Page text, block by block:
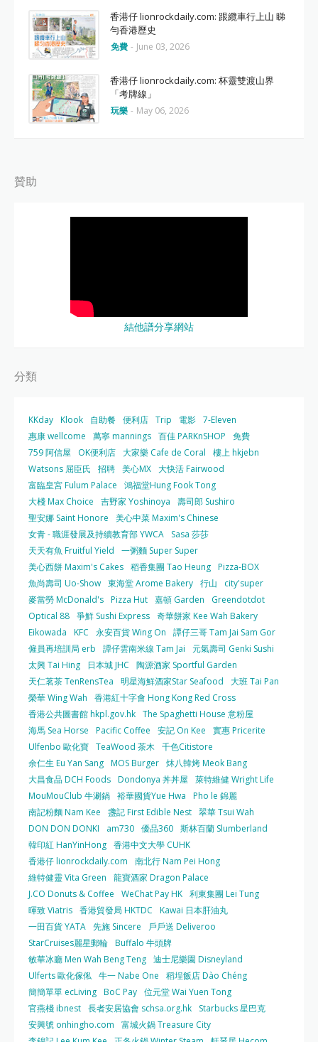
香港仔 lionrockdaily.com: 跟纜車行上山 睇
勻香港歷史
免費 - June 03, 2026
香港仔 lionrockdaily.com: 杯靈雙渡山界
「考牌線」
玩樂 - May 06, 2026
贊助
結他譜分享網站
分類
KKday Klook 自助餐 便利店 Trip 電影 7-Eleven
惠康 wellcome
萬寧 mannings 百佳 PARKnSHOP
免費
759 阿信屋
OK便利店 大家樂 Cafe de Coral
樓上 hkjebn
Watsons 屈臣氏
招聘 美心MX 大快活 Fairwood
富臨皇宮 Fulum Palace
鴻福堂Hung Fook Tong
大棧 Max Choice
吉野家 Yoshinoya
壽司郎 Sushiro
聖安娜 Saint Honore
美心中菜 Maxim's Chinese
女青 - 職涯發展及持續教育部 YWCA
Sasa 莎莎
天天有魚 Fruitful Yield
一粥麵 Super Super
美心西餅 Maxim's Cakes 稻香集團 Tao Heung Pizza-BOX
魚尚壽司 Uo-Show 東海堂 Arome Bakery 行山
city'super
麥當勞 McDonald's Pizza Hut 嘉頓 Garden
Greendotdot
Optical 88 爭鮮 Sushi Express 奇華餅家 Kee Wah Bakery
Eikowada
KFC 永安百貨 Wing On
譚仔三哥 Tam Jai Sam Gor
僱員再培訓局 erb
譚仔雲南米線 Tam Jai
元氣壽司 Genki Sushi
太興 Tai Hing
日本城 JHC
陶源酒家 Sportful Garden
天仁茗茶 TenRensTea
明星海鮮酒家Star Seafood
大班 Tai Pan
榮華 Wing Wah
香港紅十字會 Hong Kong Red Cross
香港公共圖書館 hkpl.gov.hk The Spaghetti House 意粉屋
海馬 Sea Horse
Pacific Coffee 安記 On Kee
實惠 Pricerite
Ulfenbo 歐化寶 TeaWood 茶木 千色Citistore
余仁生 Eu Yan Sang MOS Burger 炑八韓烤 Meok Bang
大昌食品 DCH Foods Dondonya 丼丼屋
萊特維健 Wright Life
MouMouClub 牛涮鍋 裕華國貨Yue Hwa
Pho le 錦麗
南記粉麵 Nam Kee
盞記 First Edible Nest 翠華 Tsui Wah
DON DON DONKI
am730 優品360 斯林百蘭 Slumberland
韓印紅 HanYinHong 香港中文大學 CUHK
香港仔 lionrockdaily.com
南北行 Nam Pei Hong
維特健靈 Vita Green
龍寶酒家 Dragon Palace
J.CO Donuts & Coffee
WeChat Pay HK 利東集團 Lei Tung
暉致 Viatris 香港貿發局 HKTDC
Kawai 日本肝油丸
一田百貨 YATA 先施 Sincere
戶戶送 Deliveroo
StarCruises麗星郵輪 Buffalo 牛頭牌
敏華冰廳 Men Wah Beng Teng 迪士尼樂園 Disneyland
Ulferts 歐化傢俬 牛一 Nabe One
稻埕飯店 Dào Chéng
簡簡單單 ecLiving BoC Pay 位元堂 Wai Yuen Tong
官燕棧 ibnest 長者安居協會 schsa.org.hk
Starbucks 星巴克
安興號 onhingho.com
富城火鍋 Treasure City